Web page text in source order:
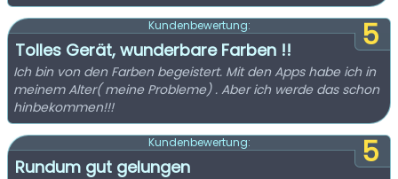
5
Kundenbewertung:
Tolles Gerät, wunderbare Farben !!
Ich bin von den Farben begeistert. Mit den Apps habe ich in
meinem Alter( meine Probleme) . Aber ich werde das schon
hinbekommen!!!
5
Kundenbewertung:
Rundum gut gelungen